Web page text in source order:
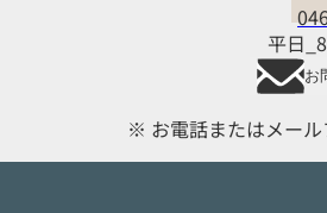
平日
お
※ お電話またはメール